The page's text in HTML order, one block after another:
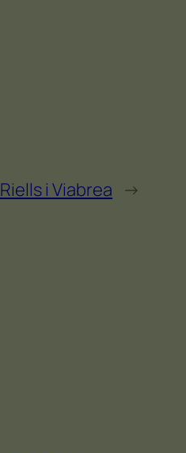
i Viabrea →